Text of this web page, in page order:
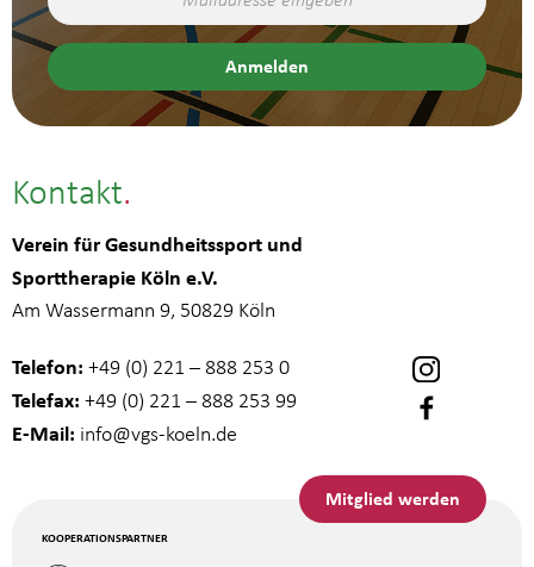
Kontakt
Verein für Gesundheitssport und
Sporttherapie Köln e.V.
Am Wassermann 9, 50829 Köln
Telefon: +49 (0) 221 – 888 253 0
Telefax: +49 (0) 221 – 888 253 99
E-Mail: info@vgs-koeln.de
Mitglied werden
KOOPERATIONSPARTNER